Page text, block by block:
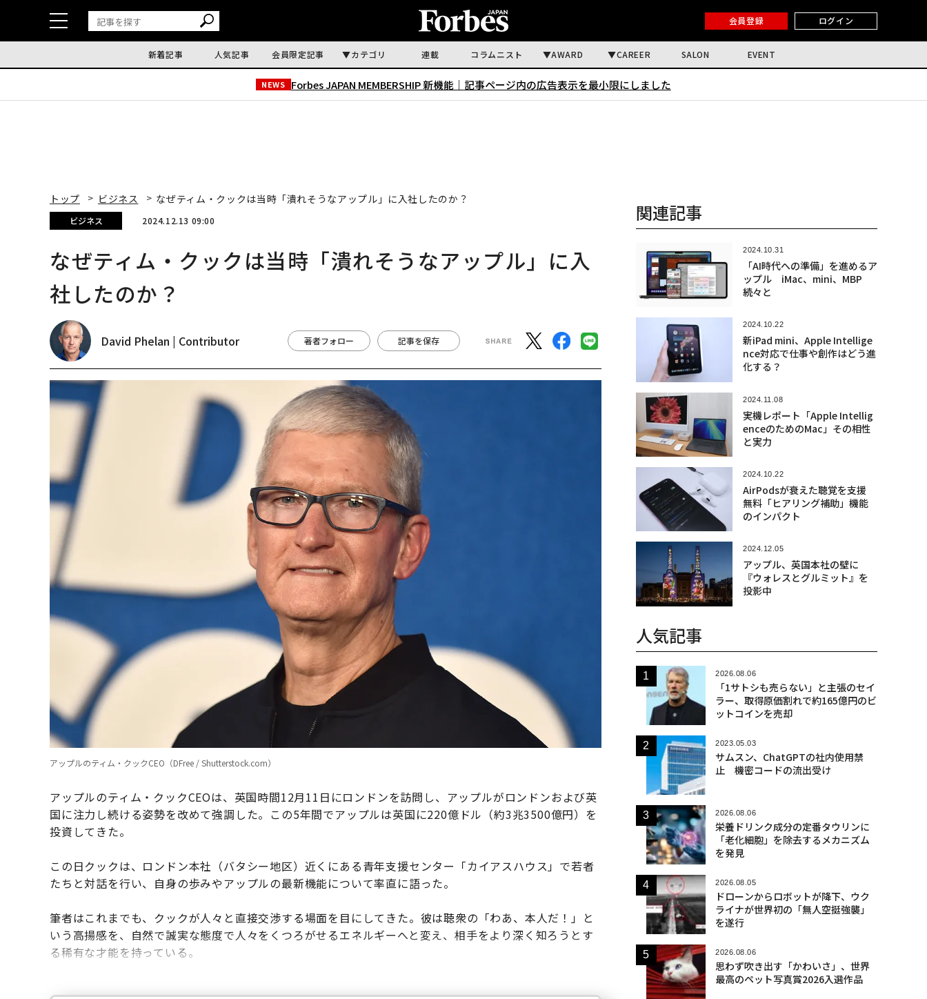
会員登録 ログイン
新着記事 人気記事 会員限定記事 カテゴリ 連載 コラムニスト AWARD CAREER SALON EVENT
NEWS Forbes JAPAN MEMBERSHIP 新機能｜ 記事ページ内の広告表示を最小限にしました
トップ ビジネス なぜティム・クックは当時「潰れそうなアップル」に入社したのか？
ビジネス 2024.12.13 09:00
なぜティム・クックは当時「潰れそうなアップル」に入
社したのか？
David Phelan | Contributor 著者フォロー 記事を保存
アップルのティム・クックCEO（DFree / Shutterstock.com）
アップルのティム・クックCEOは、英国時間12月11日にロンドンを訪問し、アップルがロンドンおよび英
国に注力し続ける姿勢を改めて強調した。この5年間でアップルは英国に220億ドル（約3兆3500億円）を
投資してきた。
この日クックは、ロンドン本社（バタシー地区）近くにある青年支援センター「カイアスハウス」で若者
たちと対話を行い、自身の歩みやアップルの最新機能について率直に語った。
筆者はこれまでも、クックが人々と直接交渉する場面を目にしてきた。彼は聴衆の「わあ、本人だ！」と
いう高揚感を、自然で誠実な態度で人々をくつろがせるエネルギーへと変え、相手をより深く知ろうとす
る稀有な才能を持っている。
関連記事
2024.10.31
「AI時代への準備」を進めるア
ップル iMac、mini、MBP
続々と
2024.10.22
新iPad mini、Apple Intellige
nce対応で仕事や創作はどう進
化する？
2024.11.08
実機レポート「Apple Intellig
enceのためのMac」その相性
と実力
2024.10.22
AirPodsが衰えた聴覚を支援
無料「ヒアリング補助」機能
のインパクト
2024.12.05
アップル、英国本社の壁に
『ウォレスとグルミット』を
投影中
人気記事
2026.08.06
「1サトシも売らない」と主張のセイ
ラー、取得原価割れで約165億円のビ
ットコインを売却
2023.05.03
サムスン、ChatGPTの社内使用禁
止 機密コードの流出受け
2026.08.06
栄養ドリンク成分の定番タウリンに
「老化細胞」を除去するメカニズム
を発見
2026.08.05
ドローンからロボットが降下、ウク
ライナが世界初の「無人空挺強襲」
を遂行
2026.08.06
思わず吹き出す「かわいさ」、世界
最高のペット写真賞2026入選作品